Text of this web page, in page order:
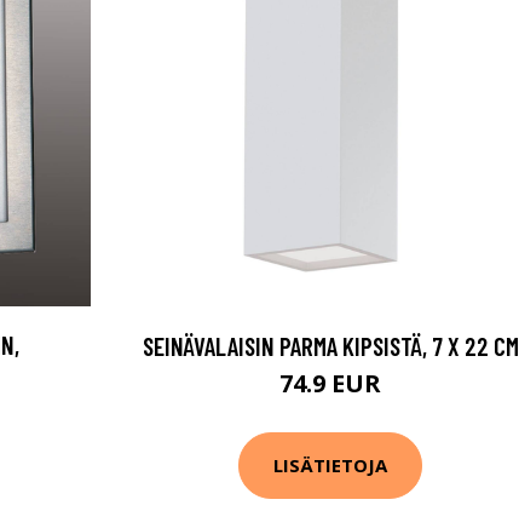
SEINÄVALAISIN PARMA KIPSISTÄ, 7 X 22 CM
74.9 EUR
LISÄTIETOJA